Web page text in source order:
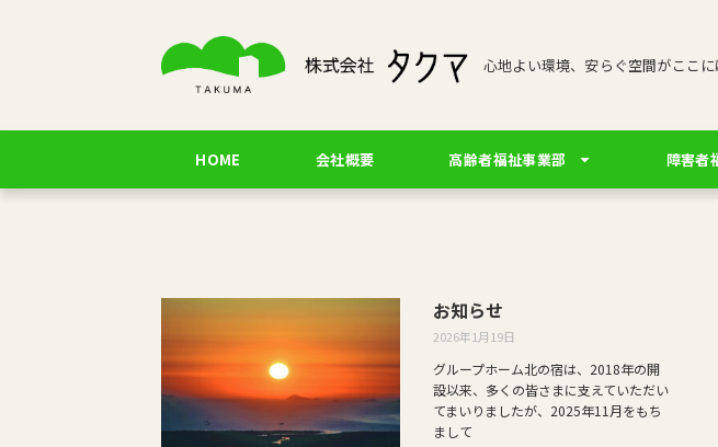
心地よい環境、安らぐ空間がここに
HOME 会社概要 高齢者福祉事業部 障害者
お知らせ
2026年1月19日
グループホーム北の宿は、2018年の開
設以来、多くの皆さまに支えていただい
てまいりましたが、2025年11月をもち
まして